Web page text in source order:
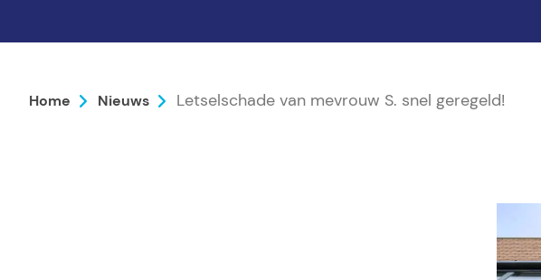
Home Nieuws Letselschade van mevrouw S. snel geregeld!